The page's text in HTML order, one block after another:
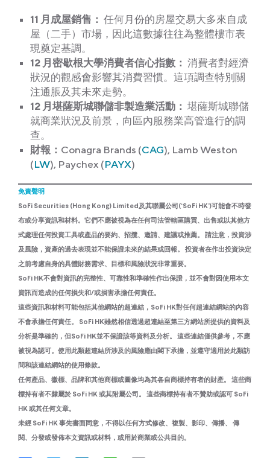
11 月成屋銷售： 任何月份的房屋交易大多來自成
屋（二手）市場，因此這數據往往為整體樓市表
現奠定基調。
12 月密歇根大學消費者信心指數： 消費者對經濟
狀況的觀感會影響其消費習慣。這項調查特別關
注通脹及其未來走勢。
12 月堪薩斯城聯儲非製造業活動： 堪薩斯城聯儲
就商業狀況及前景，向區內服務業高管進行的調
查。
財報 ： Conagra Brands (CAG), Lamb Weston
(LW), Paychex (PAYX)
免責聲明
SoFi Securities (Hong Kong) Limited及其聯屬公司(‘SoFi HK’)可能會不時發
布或分享資訊和材料。它們不應被視為在任何司法管轄區購買、出售或以其他方
式處理任何投資工具或產品的要約、招攬、邀請、建議或推薦。 請注意，投資涉
及風險，資產的過去表現並不能保證未來的結果或回報。 投資者在作出投資決定
之前考慮自身的具體財務需求、目標和風險狀況非常重要。
SoFi HK不會對資訊的完整性、可靠性和準確性作出保證，並不會對因使用本文
資訊而造成的任何損失和/或損害承擔任何責任。
這些資訊和材料可能包括其他網站的超連結，SoFi HK對任何超連結網站的內容
不會承擔任何責任。 SoFi HK雖然相信透過超連結至第三方網站所提供的資料及
分析是準確的，但SoFi HK並不保證該等資料及分析。 這些連結僅供參考，不應
被視為認可。使用此類超連結所涉及的風險應由閣下承擔，並遵守適用於此類訪
問和該連結網站的使用條款。
任何產品、徽標、品牌和其他商標或圖像均為其各自商標持有者的財產。 這些商
標持有者不隸屬於 SoFi HK 或其附屬公司。 這些商標持有者不贊助或認可 SoFi
HK 或其任何文章。
未經 SoFi HK 事先書面同意，不得以任何方式修改、複製、影印、傳播、 傳
閱、分發或發佈本文資訊或材料，或用於商業或公共目的。